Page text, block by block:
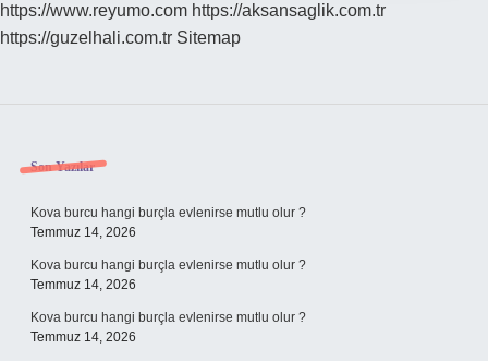
https://www.reyumo.com https://aksansaglik.com.tr
https://guzelhali.com.tr Sitemap
Sidebar
Son Yazılar
Kova burcu hangi burçla evlenirse mutlu olur ?
Temmuz 14, 2026
Kova burcu hangi burçla evlenirse mutlu olur ?
Temmuz 14, 2026
Kova burcu hangi burçla evlenirse mutlu olur ?
Temmuz 14, 2026